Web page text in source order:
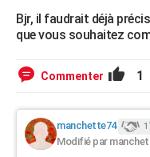
Bjr, il faudrait déjà
que vous souhaitez
Commenter 1
manchette74
Modifié par